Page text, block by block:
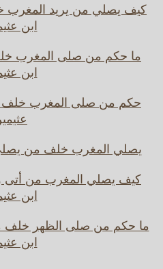
كيف يصلي من يريد
ابن
ما حكم من صلى المغرب
ابن
حكم من صلى المغرب خلف
يصلي المغرب خلف من يصلي
كيف يصلي المغرب من أتى
ابن
ما حكم من صلى الظهر خلف
ابن